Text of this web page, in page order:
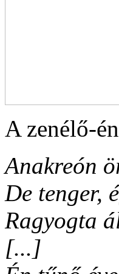
A zenélő-
Anakreón
De tenger,
Ragyogta
[...]